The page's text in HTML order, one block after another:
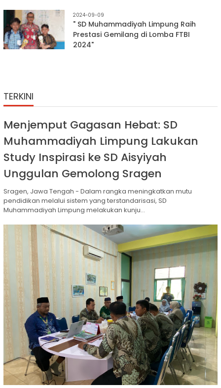
2024-09-09
" SD Muhammadiyah Limpung Raih
Prestasi Gemilang di Lomba FTBI
2024"
TERKINI
Menjemput Gagasan Hebat: SD
Muhammadiyah Limpung Lakukan
Study Inspirasi ke SD Aisyiyah
Unggulan Gemolong Sragen
Sragen, Jawa Tengah - Dalam rangka meningkatkan mutu
pendidikan melalui sistem yang terstandarisasi, SD
Muhammadiyah Limpung melakukan kunju...